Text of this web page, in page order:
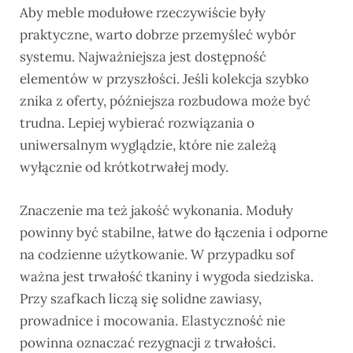
Aby meble modułowe rzeczywiście były
praktyczne, warto dobrze przemyśleć wybór
systemu. Najważniejsza jest dostępność
elementów w przyszłości. Jeśli kolekcja szybko
znika z oferty, późniejsza rozbudowa może być
trudna. Lepiej wybierać rozwiązania o
uniwersalnym wyglądzie, które nie zależą
wyłącznie od krótkotrwałej mody.
Znaczenie ma też jakość wykonania. Moduły
powinny być stabilne, łatwe do łączenia i odporne
na codzienne użytkowanie. W przypadku sof
ważna jest trwałość tkaniny i wygoda siedziska.
Przy szafkach liczą się solidne zawiasy,
prowadnice i mocowania. Elastyczność nie
powinna oznaczać rezygnacji z trwałości.